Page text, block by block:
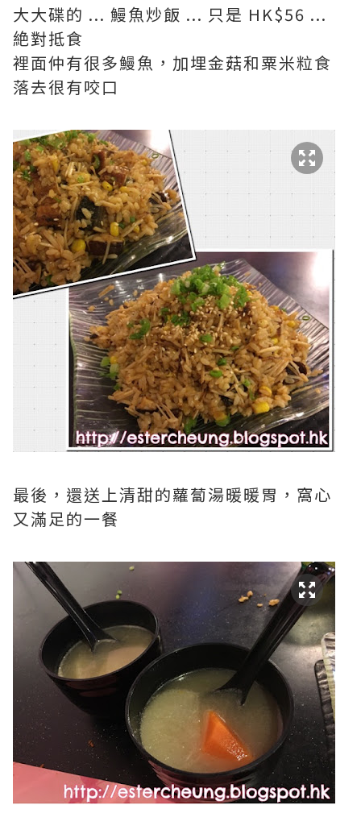
大大碟的 ... 鰻魚炒飯 ... 只是 HK$56 ...
絶對抵食
裡面仲有很多鰻魚，加埋金菇和粟米粒食
落去很有咬口
最後，還送上清甜的蘿蔔湯暖暖胃，窩心
又滿足的一餐